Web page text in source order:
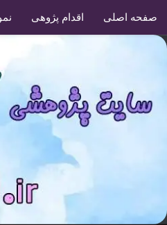
صفحه اصلی اقدام پژوهی